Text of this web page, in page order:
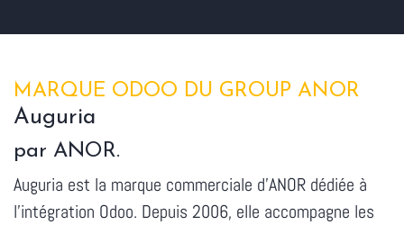
MARQUE ODOO DU GROUP ANOR
Auguria
par ANOR.
Auguria est la marque commerciale d'ANOR dédiée à
l'intégration Odoo. Depuis 2006, elle accompagne les